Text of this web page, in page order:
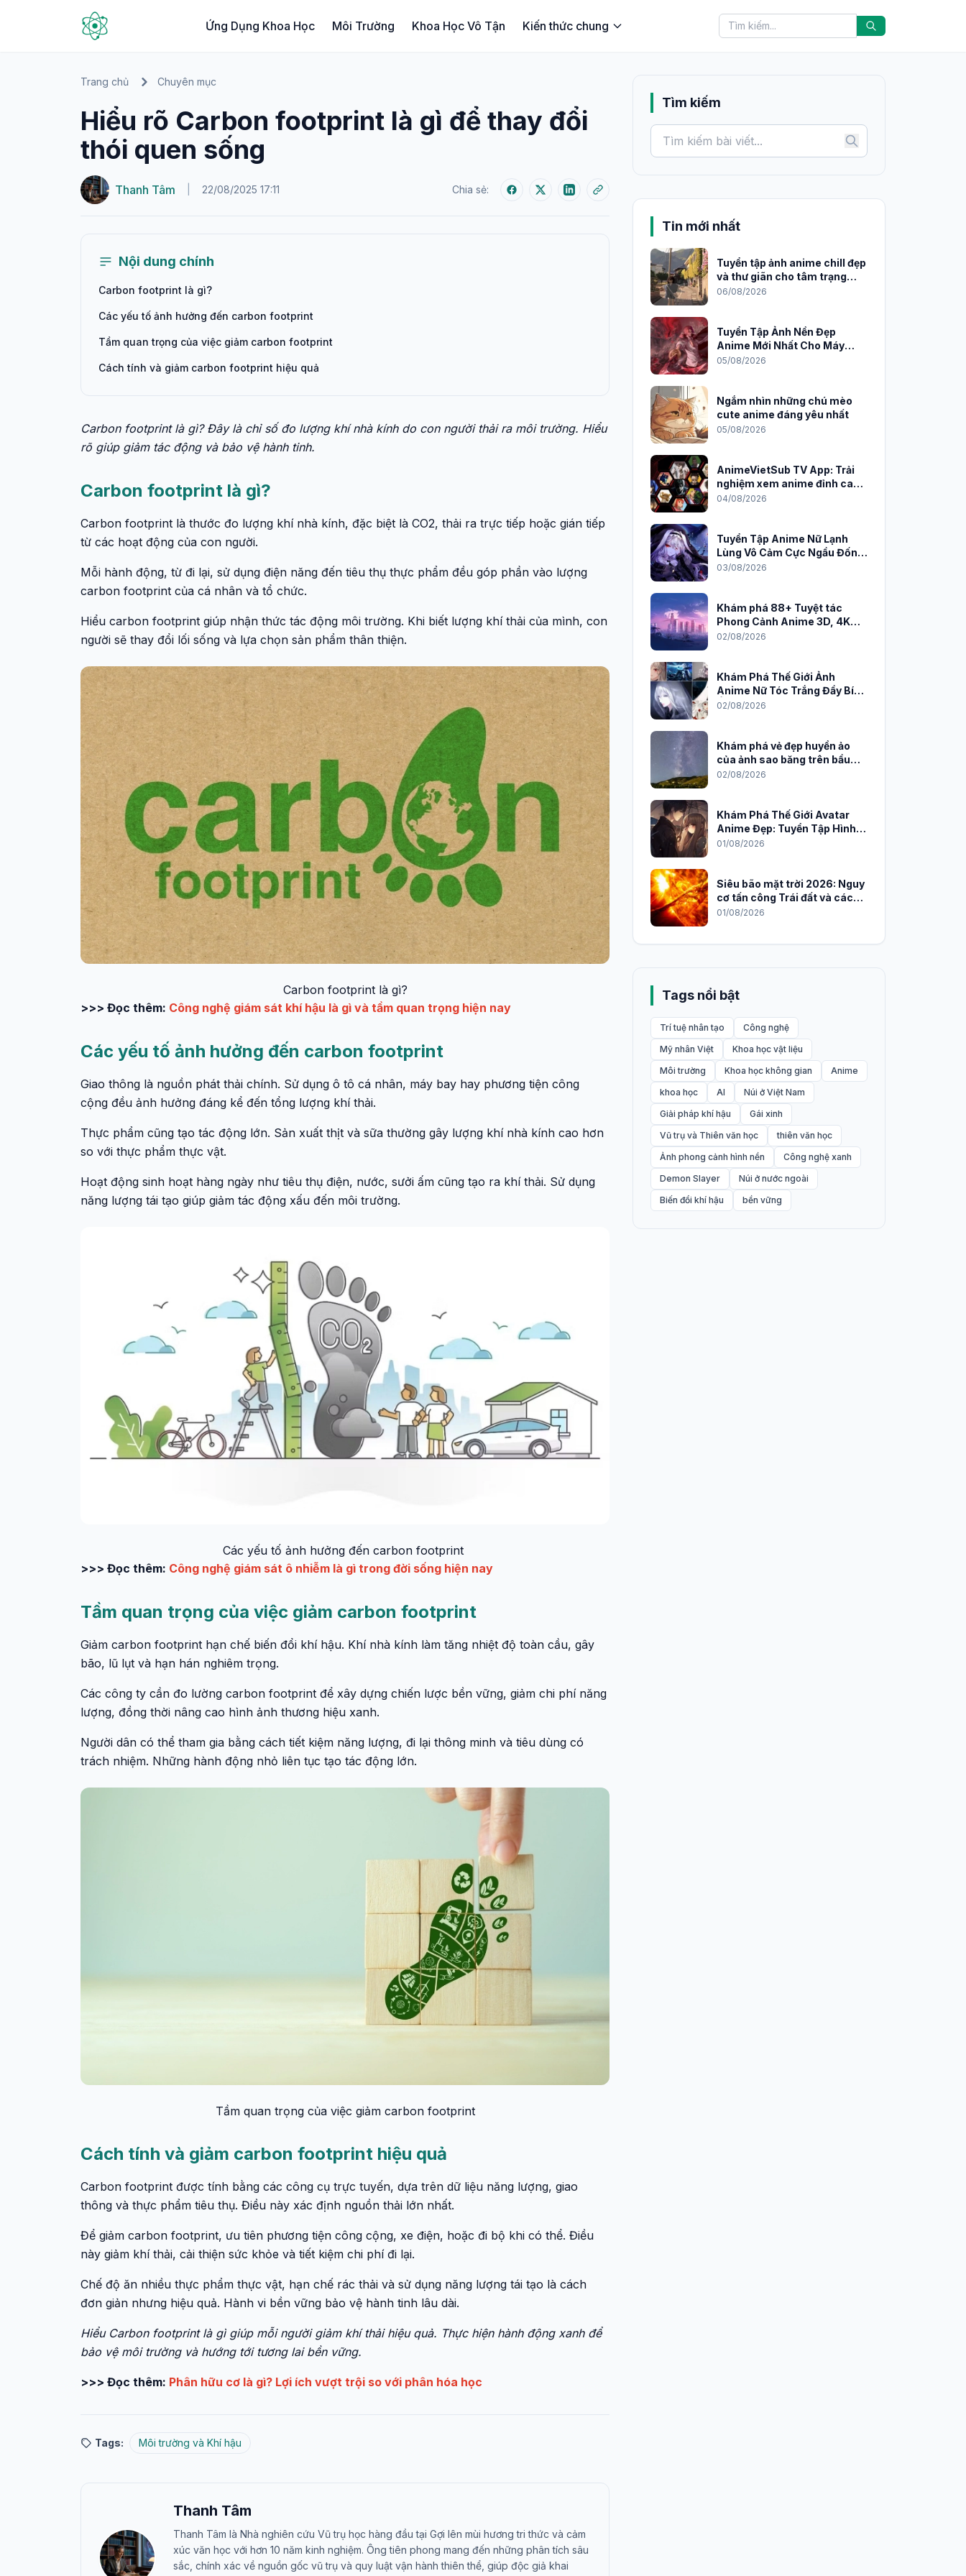
Ứng Dụng Khoa Học Môi Trường Khoa Học Vô Tận Kiến thức chung
Trang chủ Chuyên mục
Hiểu rõ Carbon footprint là gì để thay đổi
thói quen sống
Thanh Tâm 22/08/2025 17:11 Chia sẻ:
Nội dung chính
Carbon footprint là gì?
Các yếu tố ảnh hưởng đến carbon footprint
Tầm quan trọng của việc giảm carbon footprint
Cách tính và giảm carbon footprint hiệu quả
Carbon footprint là gì? Đây là chỉ số đo lượng khí nhà kính do con người thải ra môi trường. Hiểu
rõ giúp giảm tác động và bảo vệ hành tinh.
Carbon footprint là gì?
Carbon footprint là thước đo lượng khí nhà kính, đặc biệt là CO2, thải ra trực tiếp hoặc gián tiếp
từ các hoạt động của con người.
Mỗi hành động, từ đi lại, sử dụng điện năng đến tiêu thụ thực phẩm đều góp phần vào lượng
carbon footprint của cá nhân và tổ chức.
Hiểu carbon footprint giúp nhận thức tác động môi trường. Khi biết lượng khí thải của mình, con
người sẽ thay đổi lối sống và lựa chọn sản phẩm thân thiện.
Carbon footprint là gì?
>>> Đọc thêm: Công nghệ giám sát khí hậu là gì và tầm quan trọng hiện nay
Các yếu tố ảnh hưởng đến carbon footprint
Giao thông là nguồn phát thải chính. Sử dụng ô tô cá nhân, máy bay hay phương tiện công
cộng đều ảnh hưởng đáng kể đến tổng lượng khí thải.
Thực phẩm cũng tạo tác động lớn. Sản xuất thịt và sữa thường gây lượng khí nhà kính cao hơn
so với thực phẩm thực vật.
Hoạt động sinh hoạt hàng ngày như tiêu thụ điện, nước, sưởi ấm cũng tạo ra khí thải. Sử dụng
năng lượng tái tạo giúp giảm tác động xấu đến môi trường.
Các yếu tố ảnh hưởng đến carbon footprint
>>> Đọc thêm: Công nghệ giám sát ô nhiễm là gì trong đời sống hiện nay
Tầm quan trọng của việc giảm carbon footprint
Giảm carbon footprint hạn chế biến đổi khí hậu. Khí nhà kính làm tăng nhiệt độ toàn cầu, gây
bão, lũ lụt và hạn hán nghiêm trọng.
Các công ty cần đo lường carbon footprint để xây dựng chiến lược bền vững, giảm chi phí năng
lượng, đồng thời nâng cao hình ảnh thương hiệu xanh.
Người dân có thể tham gia bằng cách tiết kiệm năng lượng, đi lại thông minh và tiêu dùng có
trách nhiệm. Những hành động nhỏ liên tục tạo tác động lớn.
Tầm quan trọng của việc giảm carbon footprint
Cách tính và giảm carbon footprint hiệu quả
Carbon footprint được tính bằng các công cụ trực tuyến, dựa trên dữ liệu năng lượng, giao
thông và thực phẩm tiêu thụ. Điều này xác định nguồn thải lớn nhất.
Để giảm carbon footprint, ưu tiên phương tiện công cộng, xe điện, hoặc đi bộ khi có thể. Điều
này giảm khí thải, cải thiện sức khỏe và tiết kiệm chi phí đi lại.
Chế độ ăn nhiều thực phẩm thực vật, hạn chế rác thải và sử dụng năng lượng tái tạo là cách
đơn giản nhưng hiệu quả. Hành vi bền vững bảo vệ hành tinh lâu dài.
Hiểu Carbon footprint là gì giúp mỗi người giảm khí thải hiệu quả. Thực hiện hành động xanh để
bảo vệ môi trường và hướng tới tương lai bền vững.
>>> Đọc thêm: Phân hữu cơ là gì? Lợi ích vượt trội so với phân hóa học
Tags: Môi trường và Khí hậu
Thanh Tâm
Thanh Tâm là Nhà nghiên cứu Vũ trụ học hàng đầu tại Gợi lên mùi hương tri thức và cảm
xúc văn học với hơn 10 năm kinh nghiệm. Ông tiên phong mang đến những phân tích sâu
sắc, chính xác về nguồn gốc vũ trụ và quy luật vận hành thiên thể, giúp độc giả khai
Tìm kiếm
Tin mới nhất
Tuyển tập ảnh anime chill đẹp
và thư giãn cho tâm trạng
2026
06/08/2026
Tuyển Tập Ảnh Nền Đẹp
Anime Mới Nhất Cho Máy
Tính 2026
05/08/2026
Ngắm nhìn những chú mèo
cute anime đáng yêu nhất
05/08/2026
AnimeVietSub TV App: Trải
nghiệm xem anime đỉnh cao
trên PC
04/08/2026
Tuyển Tập Anime Nữ Lạnh
Lùng Vô Cảm Cực Ngầu Đốn
Tim Fan
03/08/2026
Khám phá 88+ Tuyệt tác
Phong Cảnh Anime 3D, 4K
Sắc Nét
02/08/2026
Khám Phá Thế Giới Ảnh
Anime Nữ Tóc Trắng Đầy Bí
Ẩn và Quyến Rũ
02/08/2026
Khám phá vẻ đẹp huyền ảo
của ảnh sao băng trên bầu
trời đêm
02/08/2026
Khám Phá Thế Giới Avatar
Anime Đẹp: Tuyển Tập Hình
Nền Độc Đáo Cho Năm 2026
01/08/2026
Siêu bão mặt trời 2026: Nguy
cơ tấn công Trái đất và cách
phòng chống
01/08/2026
Tags nổi bật
Trí tuệ nhân tạo
Công nghệ
Mỹ nhân Việt
Khoa học vật liệu
Môi trường
Khoa học không gian
Anime
khoa học
AI
Núi ở Việt Nam
Giải pháp khí hậu
Gái xinh
Vũ trụ và Thiên văn học
thiên văn học
Ảnh phong cảnh hình nền
Công nghệ xanh
Demon Slayer
Núi ở nước ngoài
Biến đổi khí hậu
bền vững